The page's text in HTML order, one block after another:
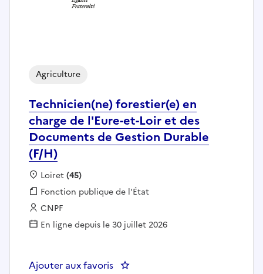
Technicien(ne) forestier(e) en
charge de l'Eure-et-Loir et des
Documents de Gestion Durable
(F/H)
Agriculture
Localisation :
Loiret(45)
Fonction publique :
Fonction publique de l'État
Employeur :
CNPF
En ligne depuis le 30 juillet 2026
Ajouter aux favoris : Technicien(ne) forestier(e) en